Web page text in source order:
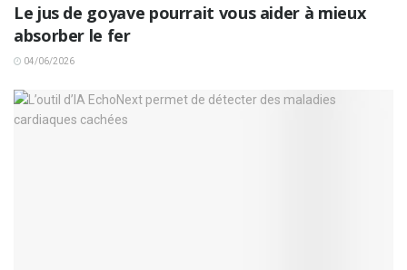
Le jus de goyave pourrait vous aider à mieux
absorber le fer
04/06/2026